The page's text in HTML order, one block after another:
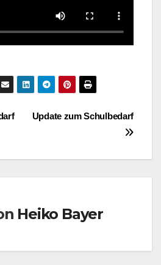
Update zum Schulbedarf
Heiko Bayer